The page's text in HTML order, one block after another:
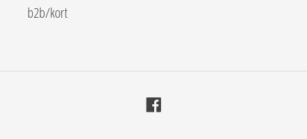
b2b/kort
Facebook